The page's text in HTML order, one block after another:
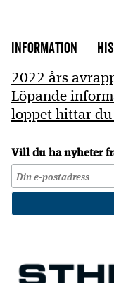
Information
2022 års
Löpande
loppet hittar du
Vill du ha nyheter